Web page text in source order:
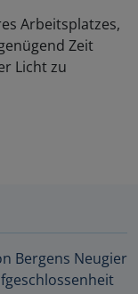
Arbeitsplatzes,
Zeit
Licht zu
Bergens Neugier